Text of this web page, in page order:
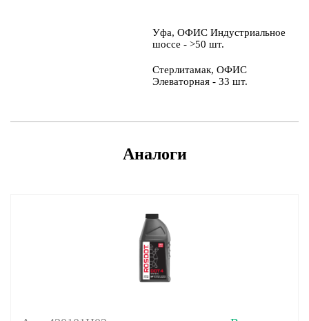
Уфа, ОФИС Индустриальное
шоссе - >50 шт.
Стерлитамак, ОФИС
Элеваторная - 33 шт.
Аналоги